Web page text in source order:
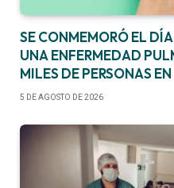
SE CONMEMORÓ EL
UNA ENFERMEDAD
MILES DE PERSONAS
5 DE AGOSTO DE 2026